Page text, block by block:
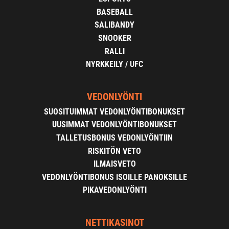
BASEBALL
SALIBANDY
SNOOKER
RALLI
NYRKKEILY / UFC
VEDONLYÖNTI
SUOSITUIMMAT VEDONLYÖNTIBONUKSET
UUSIMMAT VEDONLYÖNTIBONUKSET
TALLETUSBONUS VEDONLYÖNTIIN
RISKITÖN VETO
ILMAISVETO
VEDONLYÖNTIBONUS ISOILLE PANOKSILLE
PIKAVEDONLYÖNTI
NETTIKASINOT